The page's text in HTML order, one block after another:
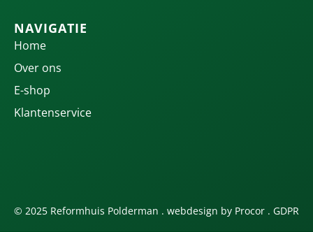
NAVIGATIE
Home
Over ons
E-shop
Klantenservice
© 2025 Reformhuis Polderman . webdesign by Procor . GDPR